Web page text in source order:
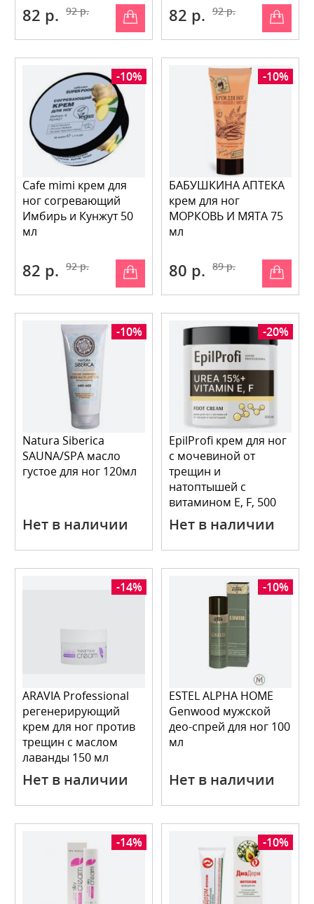
82 р. 92 р. 82 р. 92 р.
-10%
Cafe mimi крем для
ног согревающий
Имбирь и Кунжут 50
мл
82 р. 92 р.
-10%
БАБУШКИНА АПТЕКА
крем для ног
МОРКОВЬ И МЯТА 75
мл
80 р. 89 р.
-10%
Natura Siberica
SAUNA/SPA масло
густое для ног 120мл
Нет в наличии
-20%
EpilProfi крем для ног
с мочевиной от
трещин и
натоптышей с
витамином Е, F, 500
мл
Нет в наличии
-14%
ARAVIA Professional
регенерирующий
крем для ног против
трещин с маслом
лаванды 150 мл
Нет в наличии
-10%
ESTEL ALPHA HOME
Genwood мужской
део-спрей для ног 100
мл
Нет в наличии
-14% -10%